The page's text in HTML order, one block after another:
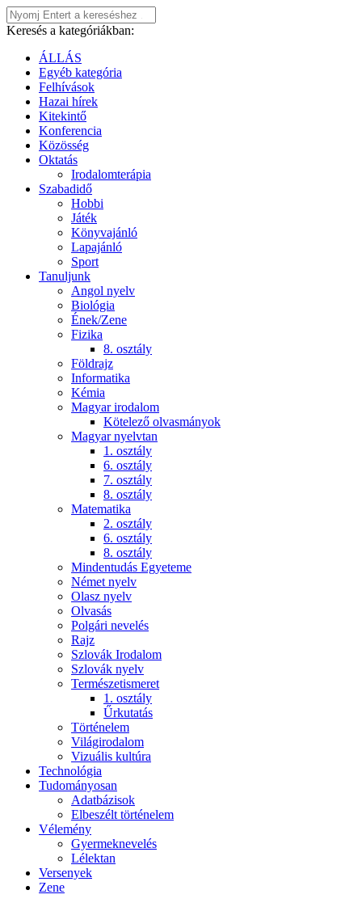
Keresés a kategóriákban:
ÁLLÁS
Egyéb kategória
Felhívások
Hazai hírek
Kitekintő
Konferencia
Közösség
Oktatás
Irodalomterápia
Szabadidő
Hobbi
Játék
Könyvajánló
Lapajánló
Sport
Tanuljunk
Angol nyelv
Biológia
Ének/Zene
Fizika
8. osztály
Földrajz
Informatika
Kémia
Magyar irodalom
Kötelező olvasmányok
Magyar nyelvtan
1. osztály
6. osztály
7. osztály
8. osztály
Matematika
2. osztály
6. osztály
8. osztály
Mindentudás Egyeteme
Német nyelv
Olasz nyelv
Olvasás
Polgári nevelés
Rajz
Szlovák Irodalom
Szlovák nyelv
Természetismeret
1. osztály
Űrkutatás
Történelem
Világirodalom
Vizuális kultúra
Technológia
Tudományosan
Adatbázisok
Elbeszélt történelem
Vélemény
Gyermeknevelés
Lélektan
Versenyek
Zene